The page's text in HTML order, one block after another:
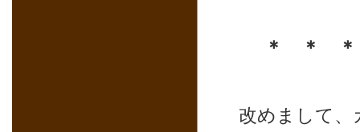
＊ ＊
改めまして、